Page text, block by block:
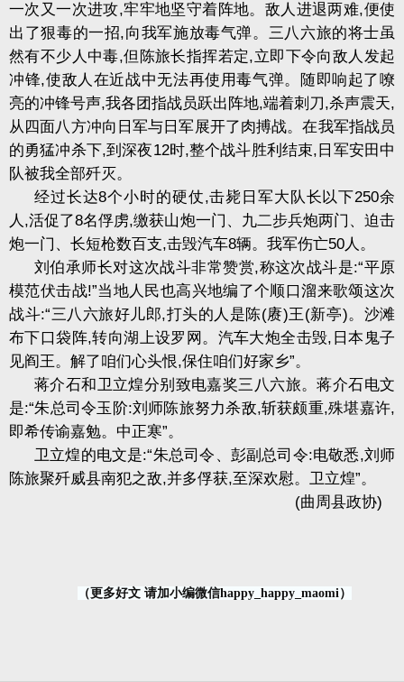
一次又一次进攻,牢牢地坚守着阵地。敌人进退两难,便使
出了狠毒的一招,向我军施放毒气弹。三八六旅的将士虽
然有不少人中毒,但陈旅长指挥若定,立即下令向敌人发起
冲锋,使敌人在近战中无法再使用毒气弹。随即响起了嘹
亮的冲锋号声,我各团指战员跃出阵地,端着刺刀,杀声震天,
从四面八方冲向日军与日军展开了肉搏战。在我军指战员
的勇猛冲杀下,到深夜12时,整个战斗胜利结束, 日军安田中
队被我全部歼灭。
经过长达8个小时的硬仗,击毙日军大队长以下250余
人 ,活促了8名俘虏,缴获山炮一门、九二步兵炮两门、迫击
炮一门、长短枪数百支,击毁汽车8辆。我军伤亡50人。
刘伯承师长对这次战斗非常赞赏,称这次战斗是:“平原
模范伏击战!”当地人民也高兴地编了个顺口溜来歌颂这次
战斗:“三八六旅好儿郎,打头的人是陈(赓)王(新亭)。沙滩
布下口袋阵,转向湖上设罗网。汽车大炮全击毁, 日本鬼子
见阎王。解了咱们心头恨,保住咱们好家乡”。
蒋介石和卫立煌分别致电嘉奖三八六旅。蒋介石电文
是:“朱总司令玉阶:刘师陈旅努力杀敌,斩获颇重,殊堪嘉许,
即希传谕嘉勉。中正寒”。
卫立煌的电文是:“朱总司令、彭副总司令:电敬悉,刘师
陈旅聚歼威县南犯之敌,并多俘获,至深欢慰。卫立煌”。
(曲周县政协)
（更多好文 请加小编微信happy_happy_maomi）